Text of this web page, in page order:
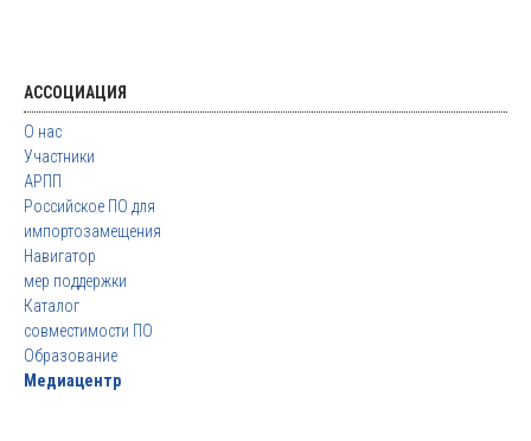
АССОЦИАЦИЯ
О нас
Участники
АРПП
Российское ПО для
импортозамещения
Навигатор
мер поддержки
Каталог
совместимости ПО
Образование
Медиацентр